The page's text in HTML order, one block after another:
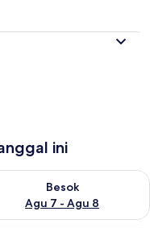
ini
6 - Agu 7
Besok
Agu 7 - Agu 8
ketersediaan untuk